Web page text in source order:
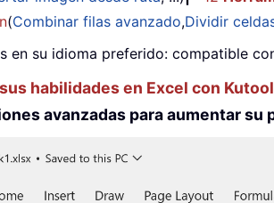
(Combinar filas avanzado,Dividir
en su idioma preferido: compatible
habilidades en Excel con
avanzadas para aumentar su